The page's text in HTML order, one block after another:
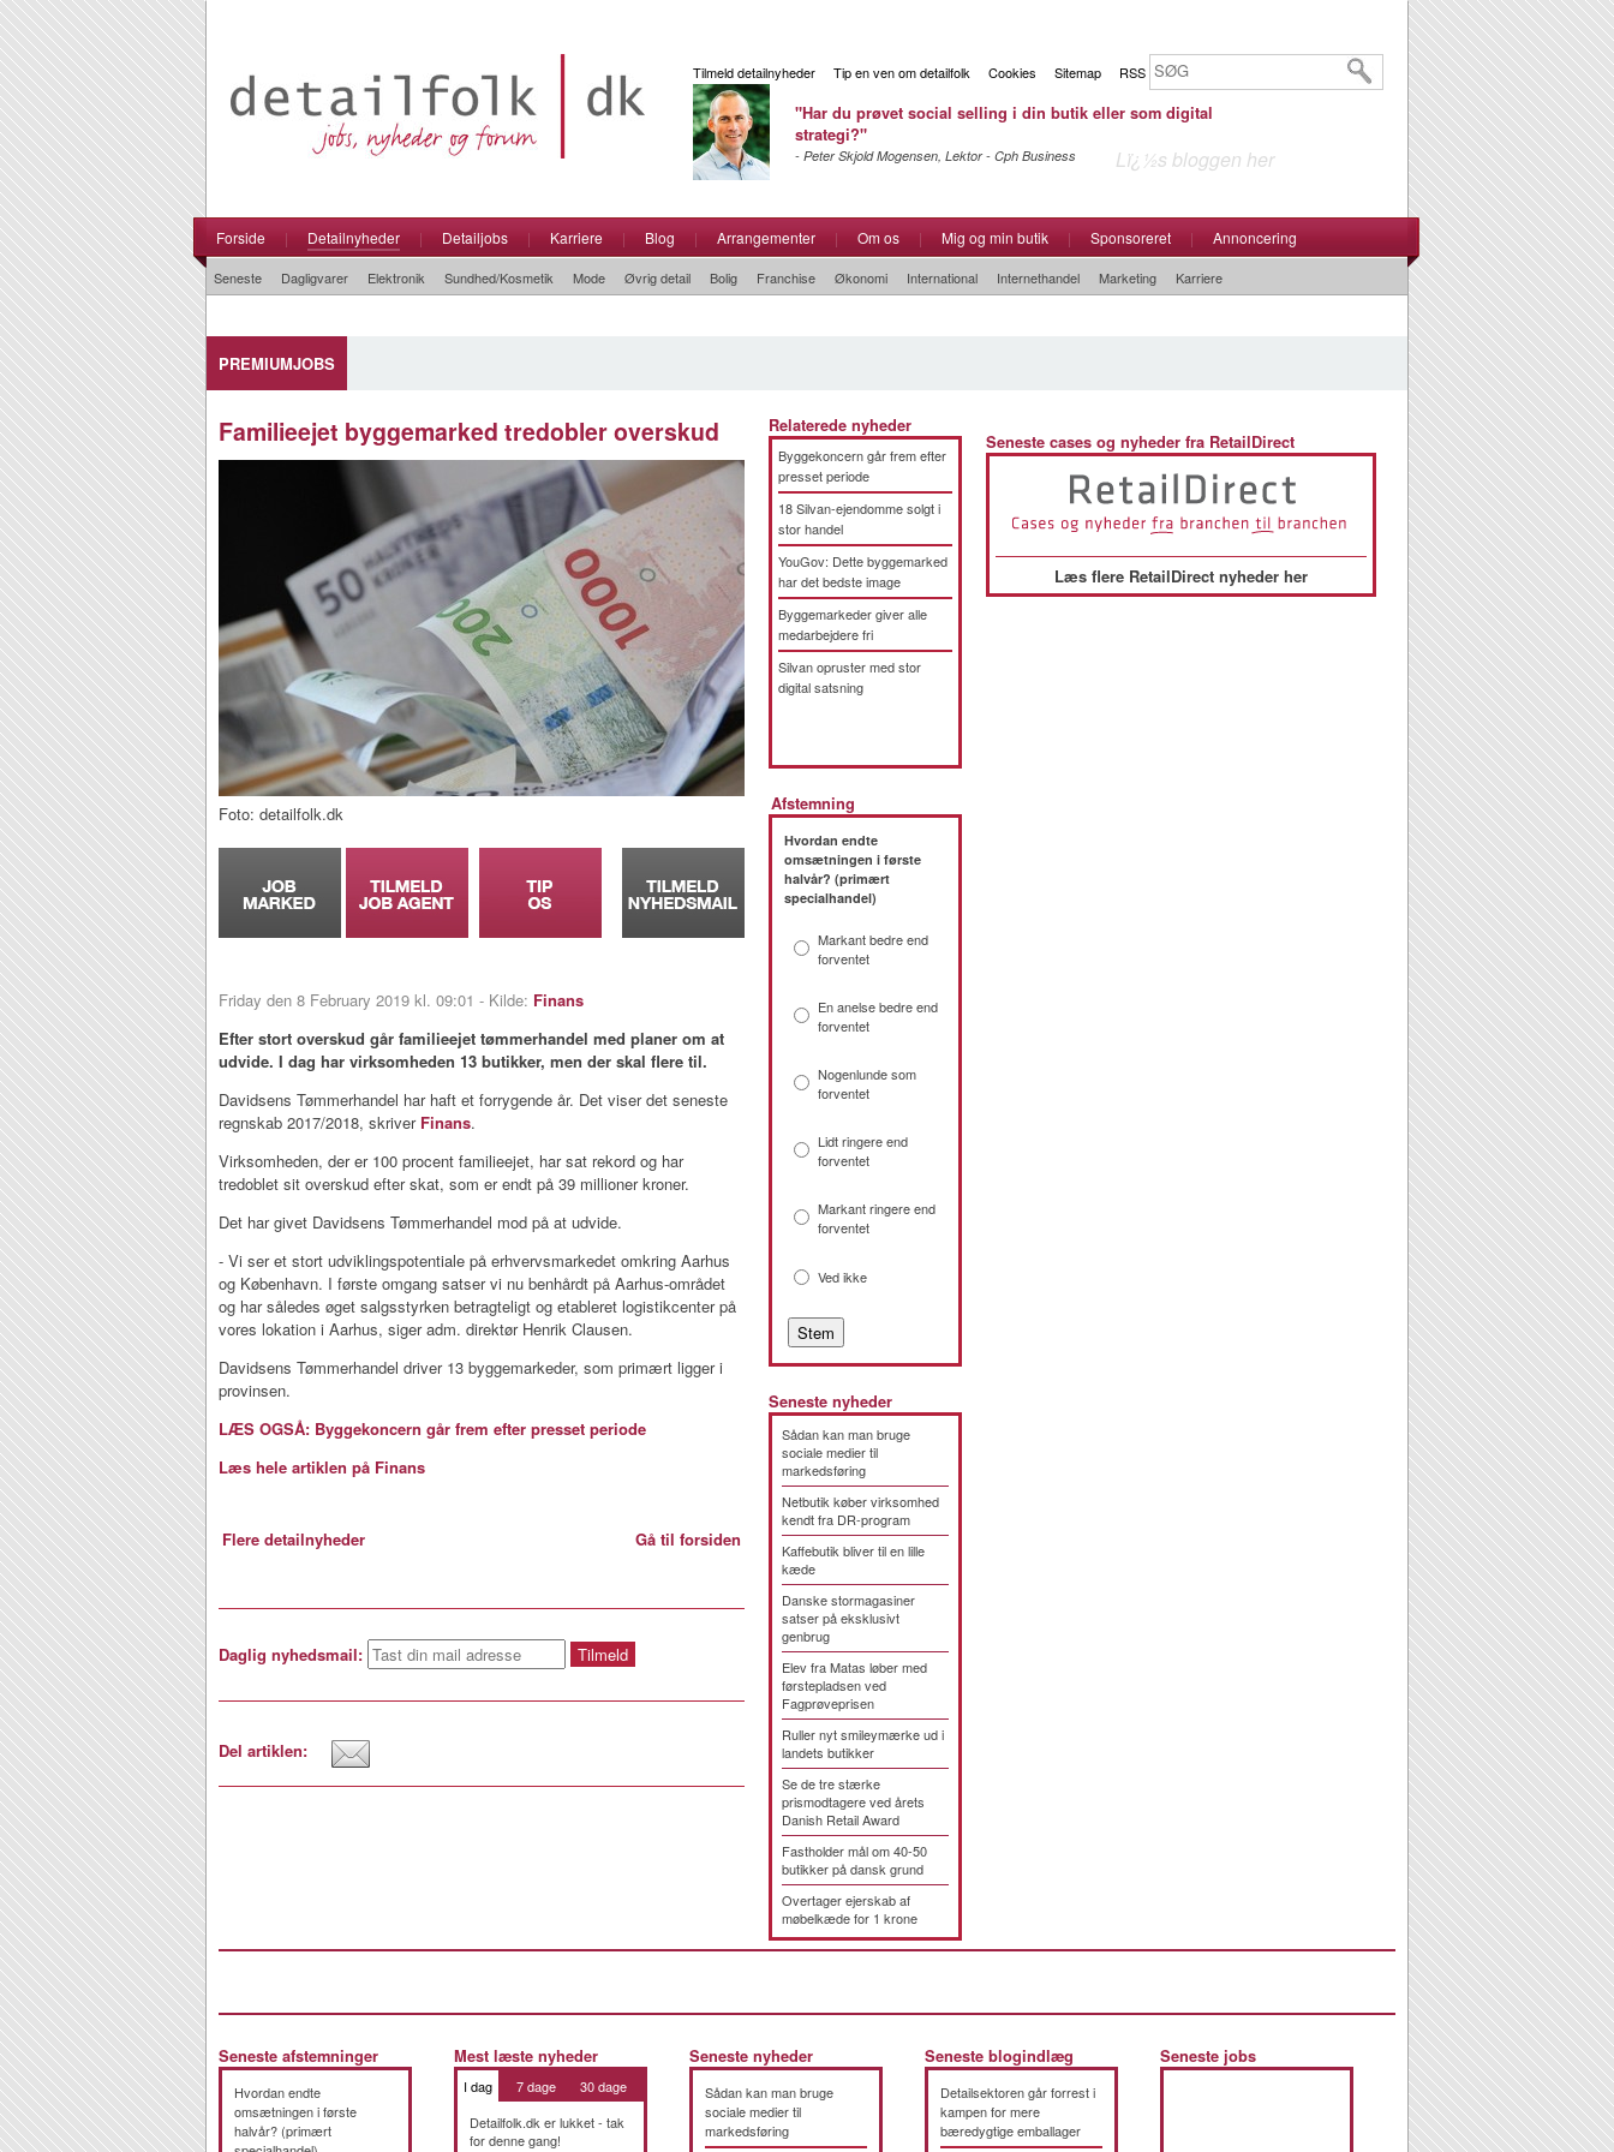
Tilmeld detailnyheder Tip en ven om detailfolk Cookies Sitemap RSS
"Har du prøvet social selling i din butik eller som digital
strategi?"
- Peter Skjold Mogensen, Lektor - Cph Business Lï¿½s bloggen her
Forside | Detailnyheder | Detailjobs | Karriere | Blog | Arrangementer | Om os | Mig og min butik | Sponsoreret | Annoncering
Seneste Dagligvarer Elektronik Sundhed/Kosmetik Mode Øvrig detail Bolig Franchise Økonomi International Internethandel Marketing Karriere
PREMIUMJOBS
Familieejet byggemarked tredobler overskud
Foto: detailfolk.dk
Friday den 8 February 2019 kl. 09:01 - Kilde: Finans
Efter stort overskud går familieejet tømmerhandel med planer om at
udvide. I dag har virksomheden 13 butikker, men der skal flere til.
Davidsens Tømmerhandel har haft et forrygende år. Det viser det seneste
regnskab 2017/2018, skriver Finans.
Virksomheden, der er 100 procent familieejet, har sat rekord og har
tredoblet sit overskud efter skat, som er endt på 39 millioner kroner.
Det har givet Davidsens Tømmerhandel mod på at udvide.
- Vi ser et stort udviklingspotentiale på erhvervsmarkedet omkring Aarhus
og København. I første omgang satser vi nu benhårdt på Aarhus-området
og har således øget salgsstyrken betragteligt og etableret logistikcenter på
vores lokation i Aarhus, siger adm. direktør Henrik Clausen.
Davidsens Tømmerhandel driver 13 byggemarkeder, som primært ligger i
provinsen.
LÆS OGSÅ: Byggekoncern går frem efter presset periode
Læs hele artiklen på Finans
Flere detailnyheder Gå til forsiden
Daglig nyhedsmail:
Del artiklen:
Relaterede nyheder
Byggekoncern går frem efter
presset periode
18 Silvan-ejendomme solgt i
stor handel
YouGov: Dette byggemarked
har det bedste image
Byggemarkeder giver alle
medarbejdere fri
Silvan opruster med stor
digital satsning
Afstemning
Hvordan endte
omsætningen i første
halvår? (primært
specialhandel)
Markant bedre end
forventet
En anelse bedre end
forventet
Nogenlunde som
forventet
Lidt ringere end
forventet
Markant ringere end
forventet
Ved ikke
Seneste nyheder
Sådan kan man bruge
sociale medier til
markedsføring
Netbutik køber virksomhed
kendt fra DR-program
Kaffebutik bliver til en lille
kæde
Danske stormagasiner
satser på eksklusivt
genbrug
Elev fra Matas løber med
førstepladsen ved
Fagprøveprisen
Ruller nyt smileymærke ud i
landets butikker
Se de tre stærke
prismodtagere ved årets
Danish Retail Award
Fastholder mål om 40-50
butikker på dansk grund
Overtager ejerskab af
møbelkæde for 1 krone
Seneste cases og nyheder fra RetailDirect
Læs flere RetailDirect nyheder her
Seneste afstemninger
Hvordan endte
omsætningen i første
halvår? (primært
Mest læste nyheder
I dag 7 dage
30 dage
Detailfolk.dk er lukket - tak
for denne gang!
Seneste nyheder
Sådan kan man bruge
sociale medier til
markedsføring
Seneste blogindlæg
Detailsektoren går forrest i
kampen for mere
bæredygtige emballager
Seneste jobs